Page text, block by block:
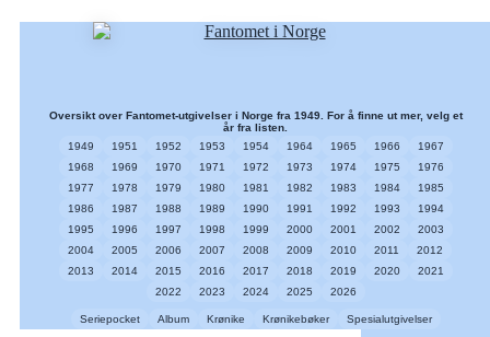
Oversikt over Fantomet-utgivelser i Norge fra 1949. For å finne ut mer, velg et
år fra listen.
1949
1951 1952 1953 1954 1964 1965 1966
1967
1968
1969 1970 1971 1972 1973 1974 1975
1976
1977
1978 1979 1980 1981 1982 1983 1984
1985
1986
1987 1988 1989 1990 1991 1992 1993
1994
1995
1996 1997 1998 1999 2000 2001 2002
2003
2004
2005 2006 2007 2008 2009 2010 2011
2012
2013
2014 2015 2016 2017 2018 2019 2020
2021
2022
2023 2024 2025 2026
Seriepocket Album Krønike Krønikebøker Spesialutgivelser